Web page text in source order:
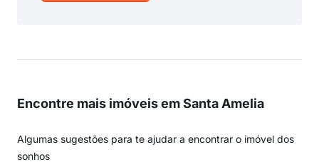
Encontre mais imóveis em Santa Amelia
Algumas sugestões para te ajudar a encontrar o imóvel dos
sonhos